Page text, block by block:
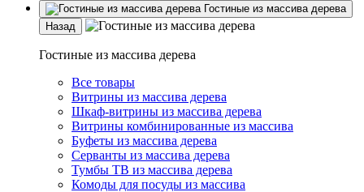
Гостиные из массива дерева
Назад
Гостиные из массива дерева
Все товары
Витрины из массива дерева
Шкаф-витрины из массива дерева
Витрины комбинированные из массива
Буфеты из массива дерева
Серванты из массива дерева
Тумбы ТВ из массива дерева
Комоды для посуды из массива